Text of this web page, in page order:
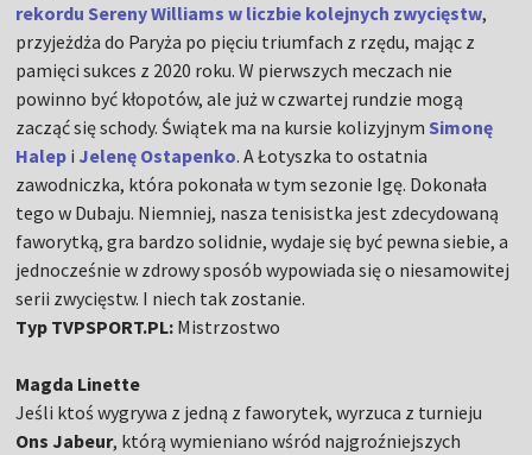
rekordu Sereny Williams w liczbie kolejnych zwycięstw,
przyjeżdża do Paryża po pięciu triumfach z rzędu, mając z
pamięci sukces z 2020 roku. W pierwszych meczach nie
powinno być kłopotów, ale już w czwartej rundzie mogą
zacząć się schody. Świątek ma na kursie kolizyjnym Simonę
Halep i Jelenę Ostapenko. A Łotyszka to ostatnia
zawodniczka, która pokonała w tym sezonie Igę. Dokonała
tego w Dubaju. Niemniej, nasza tenisistka jest zdecydowaną
faworytką, gra bardzo solidnie, wydaje się być pewna siebie, a
jednocześnie w zdrowy sposób wypowiada się o niesamowitej
serii zwycięstw. I niech tak zostanie.
Typ TVPSPORT.PL: Mistrzostwo
Magda Linette
Jeśli ktoś wygrywa z jedną z faworytek, wyrzuca z turnieju
Ons Jabeur, którą wymieniano wśród najgroźniejszych